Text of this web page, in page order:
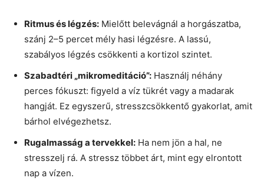
Ritmus és légzés: Mielőtt belevágnál a horgászatba,
szánj 2–5 percet mély hasi légzésre. A lassú,
szabályos légzés csökkenti a kortizol szintet.
Szabadtéri „mikromeditáció”: Használj néhány
perces fókuszt: figyeld a víz tükrét vagy a madarak
hangját. Ez egyszerű, stresszcsökkentő gyakorlat, amit
bárhol elvégezhetsz.
Rugalmasság a tervekkel: Ha nem jön a hal, ne
stresszelj rá. A stressz többet árt, mint egy elrontott
nap a vízen.